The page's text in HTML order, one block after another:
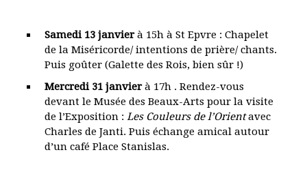
Samedi 13 janvierà 15h à St Epvre : Chapelet
de la Miséricorde/ intentions de prière/ chants.
Puis goûter (Galette des Rois, bien sûr !)
Mercredi 31 janvierà 17h . Rendez-vous
devant le Musée des Beaux-Arts pour la visite
de l’Exposition :Les Couleurs de l’Orientavec
Charles de Janti. Puis échange amical autour
d’un café Place Stanislas.